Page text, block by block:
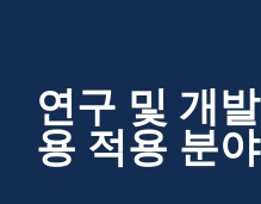
연구 및 개발
용 적용 분야